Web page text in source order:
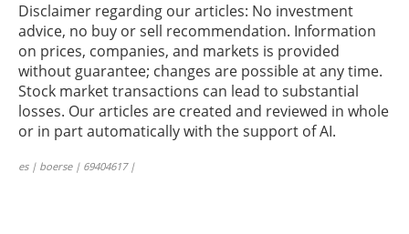
Disclaimer regarding our articles: No investment
advice, no buy or sell recommendation. Information
on prices, companies, and markets is provided
without guarantee; changes are possible at any time.
Stock market transactions can lead to substantial
losses. Our articles are created and reviewed in whole
or in part automatically with the support of AI.
es | boerse | 69404617 |